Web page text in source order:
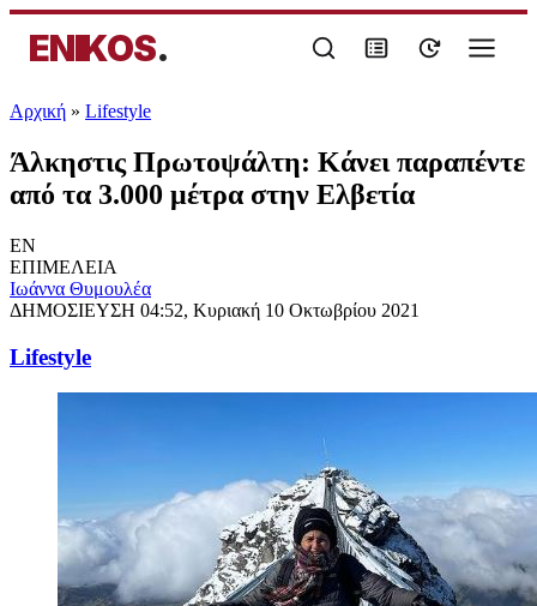
ENIKOS.
Αρχική » Lifestyle
Άλκηστις Πρωτοψάλτη: Κάνει παραπέντε
από τα 3.000 μέτρα στην Ελβετία
EN
ΕΠΙΜΕΛΕΙΑ
Ιωάννα Θυμουλέα
ΔΗΜΟΣΙΕΥΣΗ 04:52, Κυριακή 10 Οκτωβρίου 2021
Lifestyle